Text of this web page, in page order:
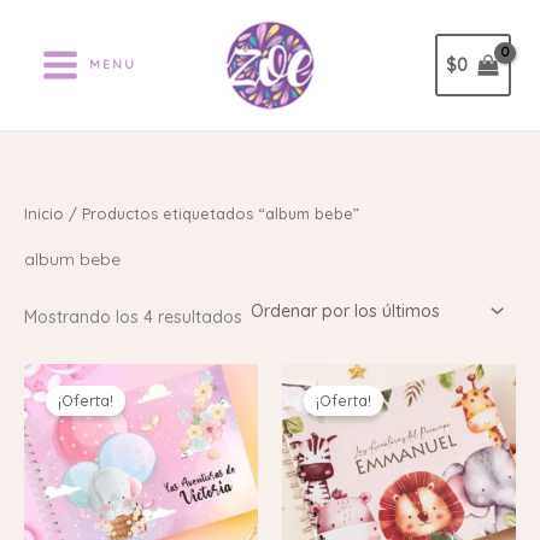
contenido
MENU $0
Inicio / Productos etiquetados “album bebe”
album bebe
Mostrando los 4 resultados
por
los
últimos
¡Oferta!
precio
original
era:
$116.000.
precio
actual
es:
$86.000.
¡Oferta!
El
precio
original
$116.000.
precio
actual
es:
$86.000.